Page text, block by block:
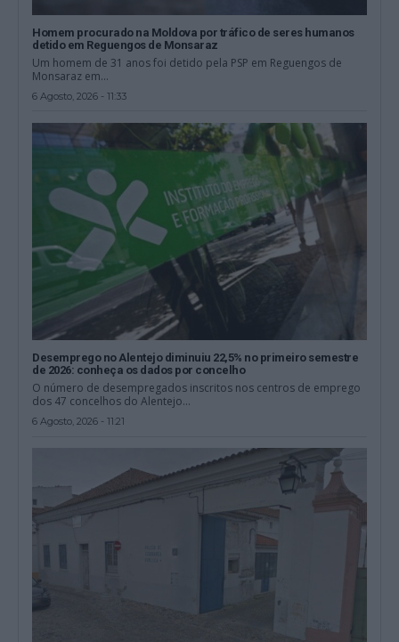
Homem procurado na Moldova por tráfico de seres humanos
detido em Reguengos de Monsaraz
Um homem de 31 anos foi detido pela PSP em Reguengos de
Monsaraz em...
6 Agosto, 2026 - 11:33
Desemprego no Alentejo diminuiu 22,5% no primeiro semestre
de 2026: conheça os dados por concelho
O número de desempregados inscritos nos centros de emprego
dos 47 concelhos do Alentejo...
6 Agosto, 2026 - 11:21